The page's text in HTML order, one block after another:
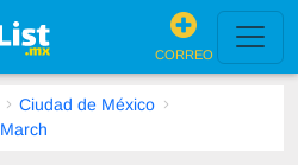
CORREO
Ciudad de México
March